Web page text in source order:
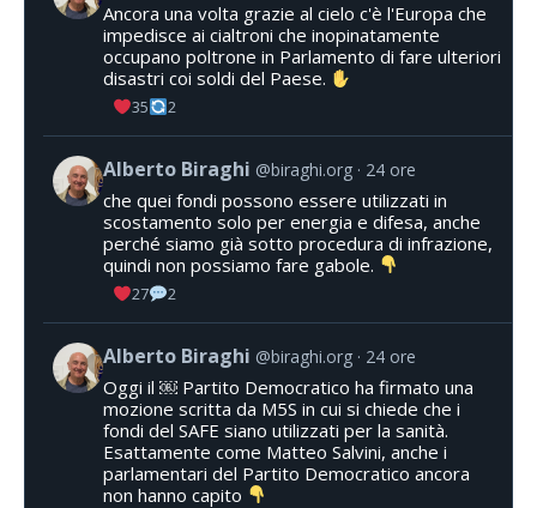
Ancora una volta grazie al cielo c'è l'Europa che
impedisce ai cialtroni che inopinatamente
occupano poltrone in Parlamento di fare ulteriori
disastri coi soldi del Paese.
35 2
Alberto Biraghi @biraghi.org 24 ore
che quei fondi possono essere utilizzati in
scostamento solo per energia e difesa, anche
perché siamo già sotto procedura di infrazione,
quindi non possiamo fare gabole.
27 2
Alberto Biraghi @biraghi.org 24 ore
Oggi il ￼ Partito Democratico ha firmato una
mozione scritta da M5S in cui si chiede che i
fondi del SAFE siano utilizzati per la sanità.
Esattamente come Matteo Salvini, anche i
parlamentari del Partito Democratico ancora
non hanno capito